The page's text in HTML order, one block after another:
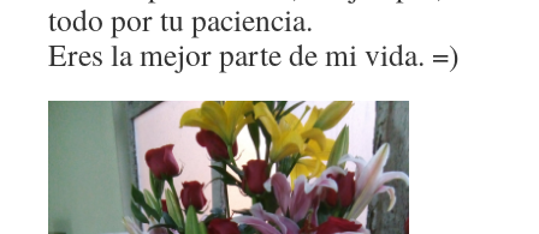
todo por tu paciencia.
Eres la mejor parte de mi vida. =)